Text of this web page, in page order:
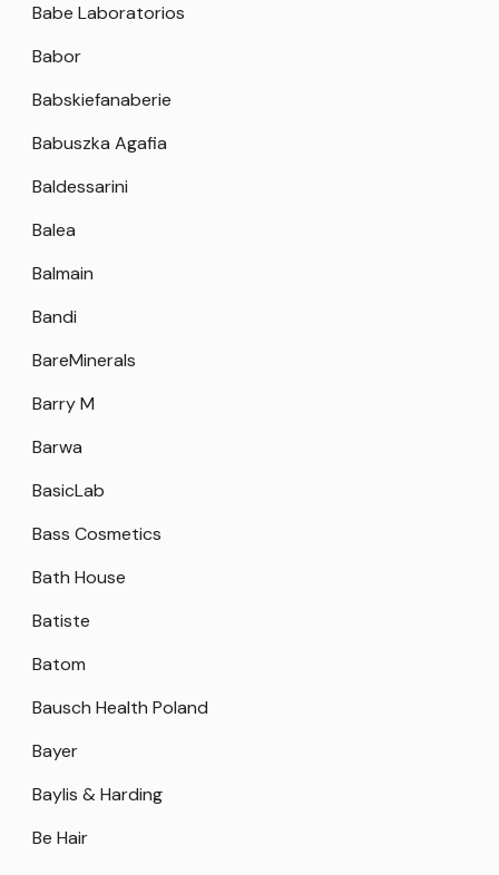
Babe Laboratorios
Babor
Babskiefanaberie
Babuszka Agafia
Baldessarini
Balea
Balmain
Bandi
BareMinerals
Barry M
Barwa
BasicLab
Bass Cosmetics
Bath House
Batiste
Batom
Bausch Health Poland
Bayer
Baylis & Harding
Be Hair